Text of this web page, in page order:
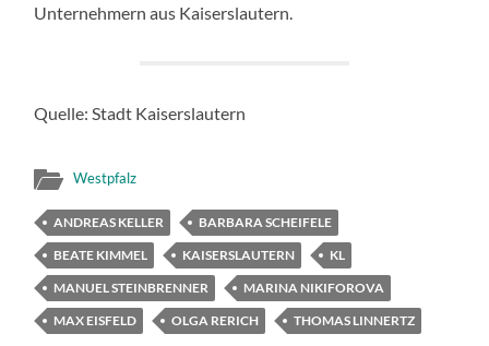
Unternehmern aus Kaiserslautern.
Quelle: Stadt Kaiserslautern
Westpfalz
ANDREAS KELLER
BARBARA SCHEIFELE
BEATE KIMMEL
KAISERSLAUTERN
KL
MANUEL STEINBRENNER
MARINA NIKIFOROVA
MAX EISFELD
OLGA RERICH THOMAS LINNERTZ